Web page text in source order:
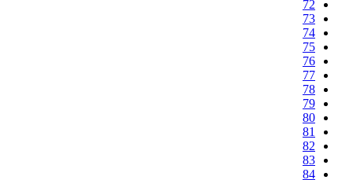
72
73
74
75
76
77
78
79
80
81
82
83
84